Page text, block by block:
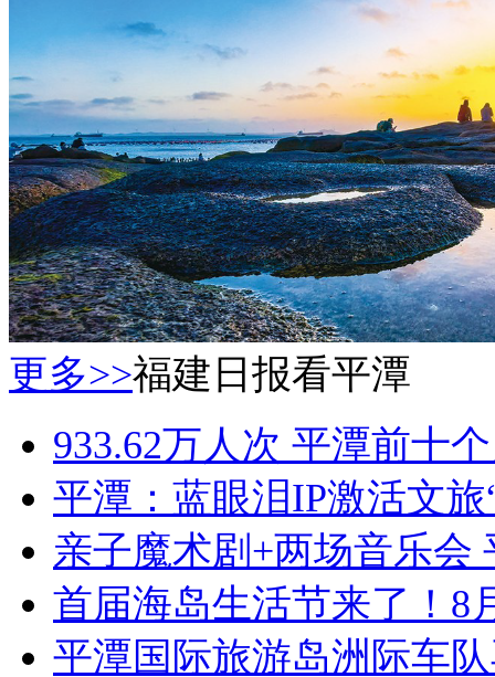
更多>>福建日报看平潭
933.62万人次 平潭前十
平潭：蓝眼泪IP激活文旅
亲子魔术剧+两场音乐会
首届海岛生活节来了！8
平潭国际旅游岛洲际车